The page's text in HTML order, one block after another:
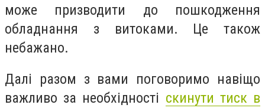
може призводити до пошкодження
обладнання з витоками. Це також
небажано.
Далі разом з вами поговоримо навіщо
важливо за необхідності скинути тиск в